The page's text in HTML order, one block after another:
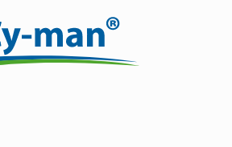
protectante y preventivo por su
de dos ingredientes activos.
Ver producto